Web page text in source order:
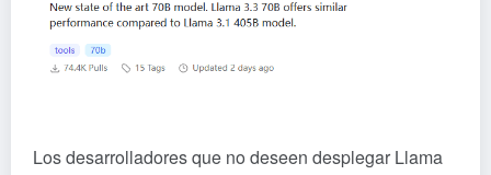
Los desarrolladores que no deseen desplegar Llama